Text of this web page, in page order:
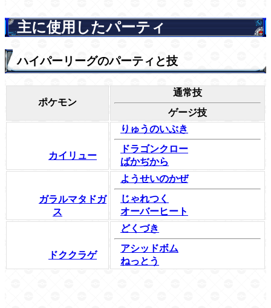
主に使用したパーティ
ハイパーリーグのパーティと技
ポケモン
通常技
ゲージ技
カイリュー
りゅうのいぶき
ドラゴンクロー
ばかぢから
ガラルマタドガ
ス
ようせいのかぜ
じゃれつく
オーバーヒート
ドククラゲ
どくづき
アシッドボム
ねっとう